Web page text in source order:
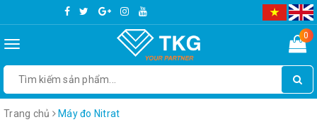
Toggle
0
Trang chủ Máy đo Nitrat